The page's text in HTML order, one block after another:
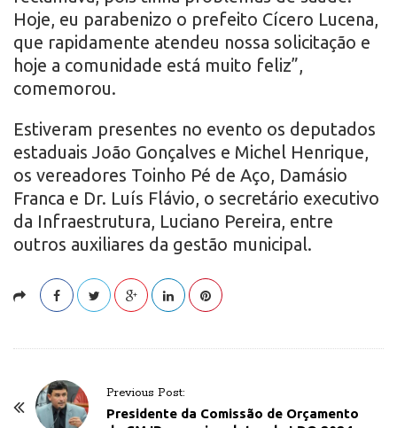
Hoje, eu parabenizo o prefeito Cícero Lucena,
que rapidamente atendeu nossa solicitação e
hoje a comunidade está muito feliz”,
comemorou.
Estiveram presentes no evento os deputados
estaduais João Gonçalves e Michel Henrique,
os vereadores Toinho Pé de Aço, Damásio
Franca e Dr. Luís Flávio, o secretário executivo
da Infraestrutura, Luciano Pereira, entre
outros auxiliares da gestão municipal.
Previous Post:
Presidente da Comissão de Orçamento